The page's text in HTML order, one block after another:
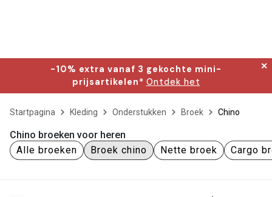
-10% extra vanaf 3 gekochte mini-
prijsartikelen* Ontdek het
✕
Startpagina Kleding Onderstukken Broek Chino
Chino broeken voor heren
Alle broeken
Broek chino Nette broek Cargo